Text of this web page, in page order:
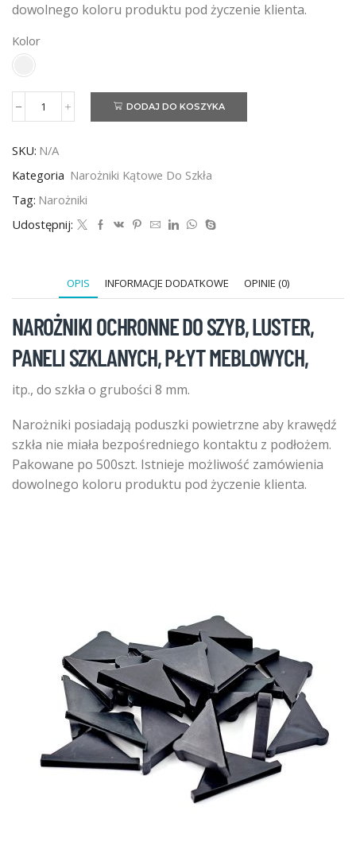
dowolnego koloru produktu pod życzenie klienta.
Kolor
ilość
do
szkła
8mm
-
DODAJ DO KOSZYKA
SKU: N/A
Kategoria Narożniki Kątowe Do Szkła
Tag: Narożniki
Udostępnij:
OPIS INFORMACJE DODATKOWE OPINIE (0)
NAROŻNIKI OCHRONNE DO SZYB,LUSTER,
PANELI SZKLANYCH,PŁYT MEBLOWYCH,
itp., do szkła o grubości 8 mm.
Narożniki posiadają poduszki powietrzne aby krawędź
szkła nie miała bezpośredniego kontaktu z podłożem.
Pakowane po 500szt. Istnieje możliwość zamówienia
dowolnego koloru produktu pod życzenie klienta.